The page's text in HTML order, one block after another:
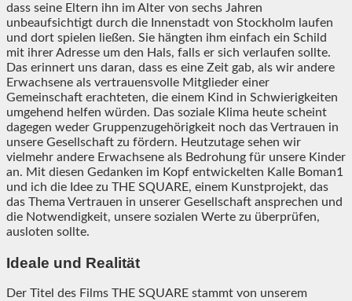
dass seine Eltern ihn im Alter von sechs Jahren
unbeaufsichtigt durch die Innenstadt von Stockholm laufen
und dort spielen ließen. Sie hängten ihm einfach ein Schild
mit ihrer Adresse um den Hals, falls er sich verlaufen sollte.
Das erinnert uns daran, dass es eine Zeit gab, als wir andere
Erwachsene als vertrauensvolle Mitglieder einer
Gemeinschaft erachteten, die einem Kind in Schwierigkeiten
umgehend helfen würden. Das soziale Klima heute scheint
dagegen weder Gruppenzugehörigkeit noch das Vertrauen in
unsere Gesellschaft zu fördern. Heutzutage sehen wir
vielmehr andere Erwachsene als Bedrohung für unsere Kinder
an. Mit diesen Gedanken im Kopf entwickelten Kalle Boman1
und ich die Idee zu THE SQUARE, einem Kunstprojekt, das
das Thema Vertrauen in unserer Gesellschaft ansprechen und
die Notwendigkeit, unsere sozialen Werte zu überprüfen,
ausloten sollte.
Ideale und Realität
Der Titel des Films THE SQUARE stammt von unserem